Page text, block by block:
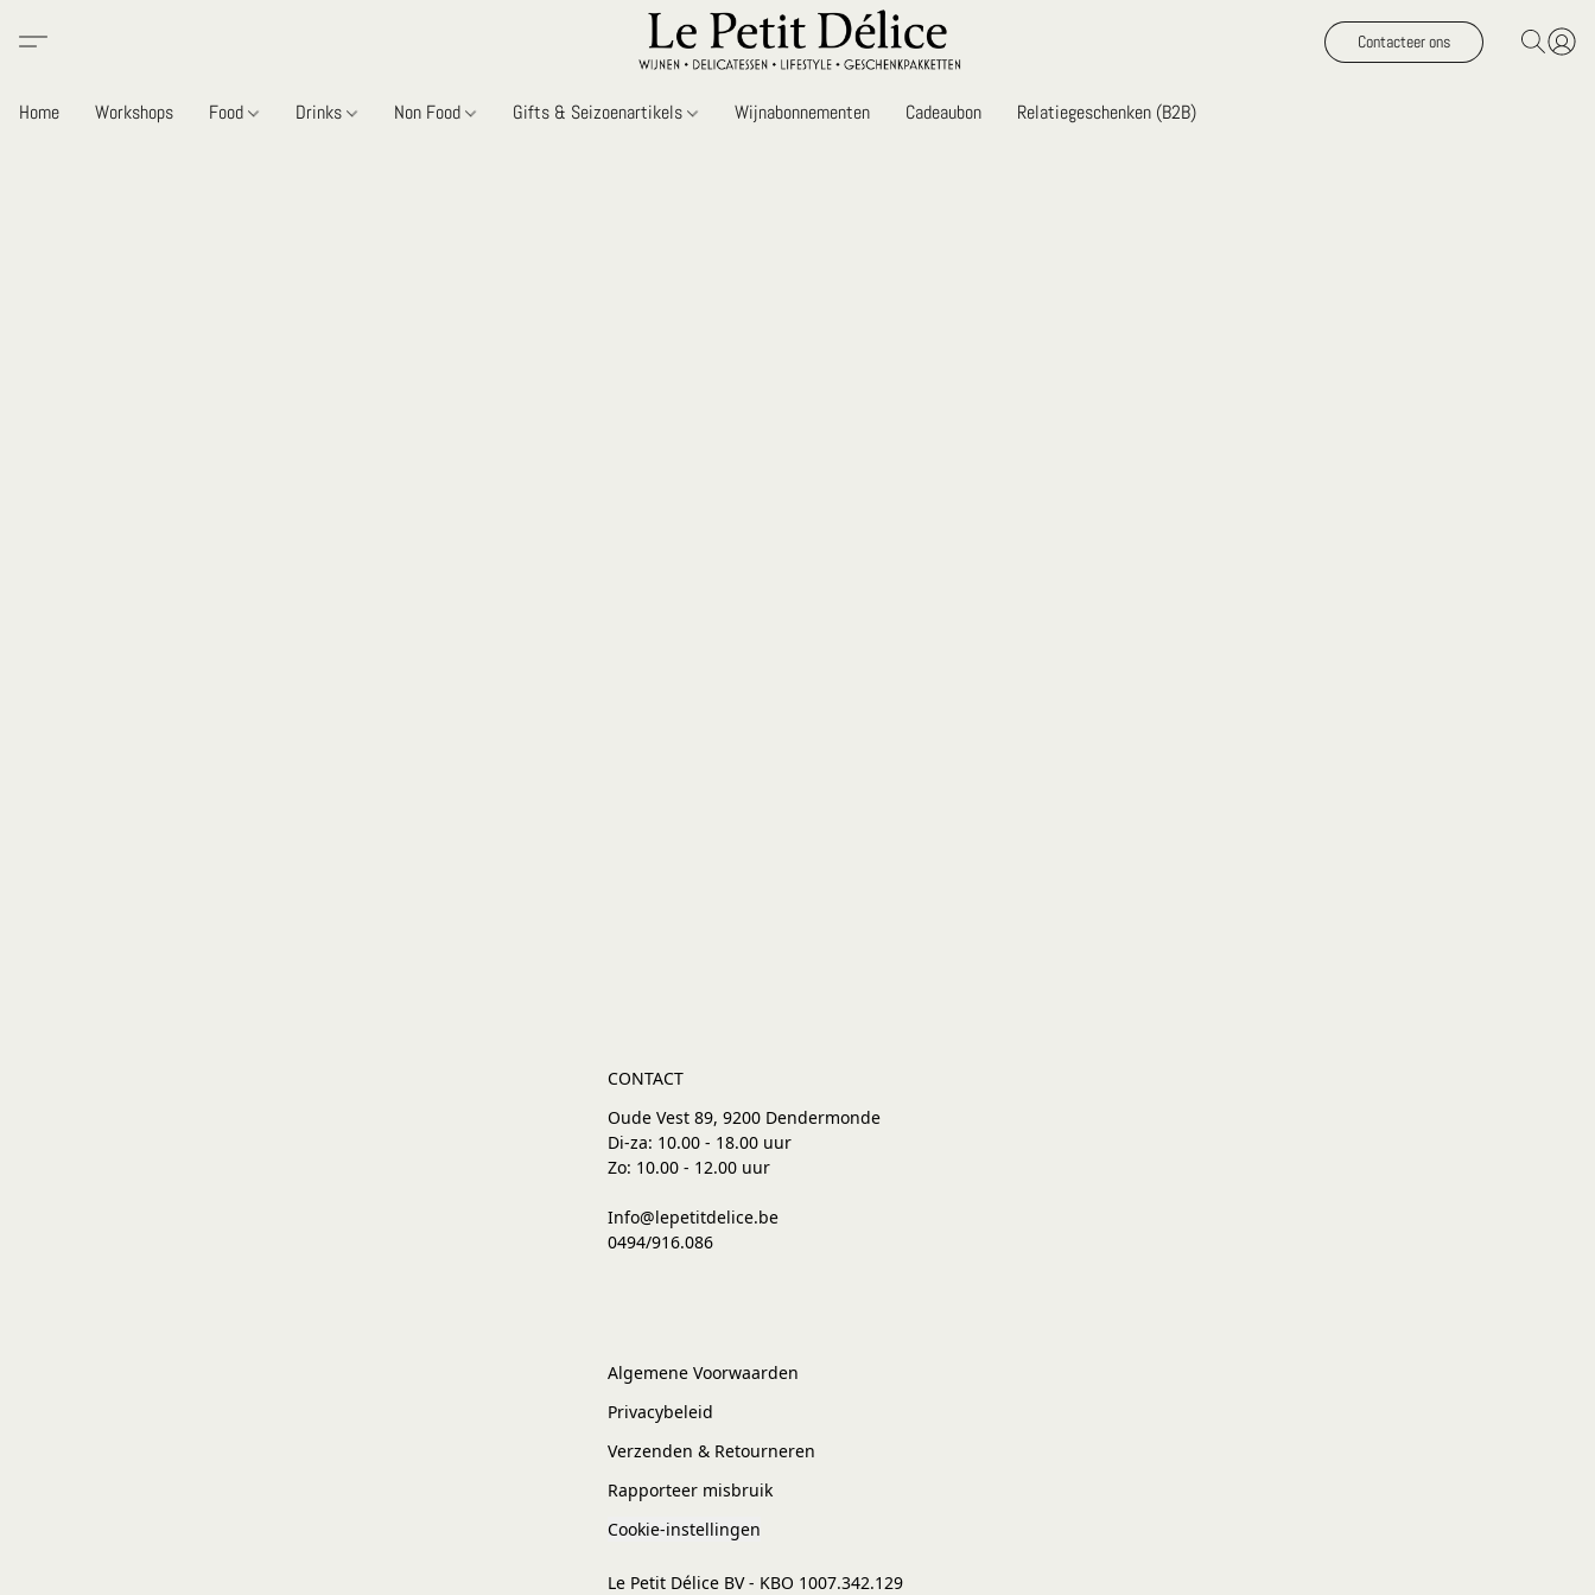
Contacteer ons
Home Workshops Food Drinks Non Food Gifts & Seizoenartikels Wijnabonnementen Cadeaubon Relatiegeschenken (B2B)
CONTACT
Oude Vest 89, 9200 Dendermonde
Di-za: 10.00 - 18.00 uur
Zo: 10.00 - 12.00 uur
Info@lepetitdelice.be
0494/916.086
Algemene Voorwaarden
Privacybeleid
Verzenden & Retourneren
Rapporteer misbruik
Cookie-instellingen
Le Petit Délice BV - KBO 1007.342.129